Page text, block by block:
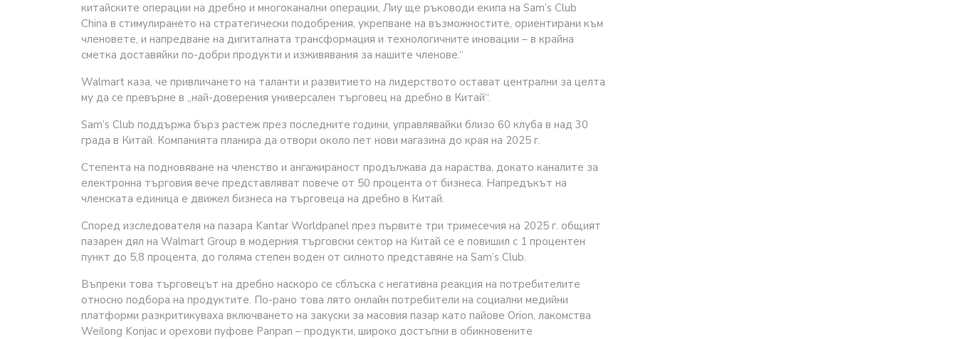
китайските операции на дребно и многоканални операции, Лиу ще ръководи екипа на Sam’s Club
China в стимулирането на стратегически подобрения, укрепване на възможностите, ориентирани към
членовете, и напредване на дигиталната трансформация и технологичните иновации – в крайна
сметка доставяйки по-добри продукти и изживявания за нашите членове.“
Walmart каза, че привличането на таланти и развитието на лидерството остават централни за целта
му да се превърне в „най-доверения универсален търговец на дребно в Китай“.
Sam’s Club поддържа бърз растеж през последните години, управлявайки близо 60 клуба в над 30
града в Китай. Компанията планира да отвори около пет нови магазина до края на 2025 г.
Степента на подновяване на членство и ангажираност продължава да нараства, докато каналите за
електронна търговия вече представляват повече от 50 процента от бизнеса. Напредъкът на
членската единица е движел бизнеса на търговеца на дребно в Китай.
Според изследователя на пазара Kantar Worldpanel през първите три тримесечия на 2025 г. общият
пазарен дял на Walmart Group в модерния търговски сектор на Китай се е повишил с 1 процентен
пункт до 5,8 процента, до голяма степен воден от силното представяне на Sam’s Club.
Въпреки това търговецът на дребно наскоро се сблъска с негативна реакция на потребителите
относно подбора на продуктите. По-рано това лято онлайн потребители на социални медийни
платформи разкритикуваха включването на закуски за масовия пазар като пайове Orion, лакомства
Weilong Konjac и орехови пуфове Panpan – продукти, широко достъпни в обикновените